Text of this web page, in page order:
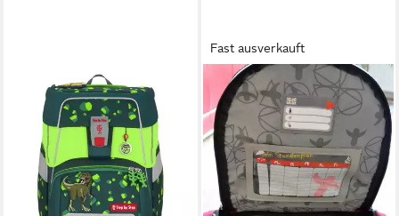
STEP BY STEP
Schulranzen Neon Pull-Over
für alle Modelle (außer Circle)
(1-tlg)
12,99 €
lieferbar - in 2-3 Werktagen bei dir
Fast ausverkauft
ARTRA
Schulranzen Schulranzen Set
Frisky Blau Schulrucksack
Sportrucksack Rucksack (5-
tlg)
59,00 €
UVP 119,00 €
-50%